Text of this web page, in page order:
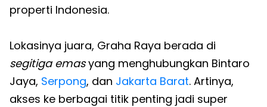
properti Indonesia.
Lokasinya juara, Graha Raya berada di
segitiga emasyang menghubungkan Bintaro
Jaya, Serpong, dan Jakarta Barat. Artinya,
akses ke berbagai titik penting jadi super